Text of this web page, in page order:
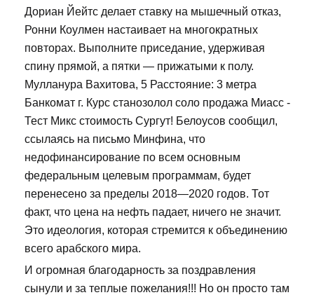
Дориан Йейтс делает ставку на мышечный отказ,
Ронни Коулмен настаивает на многократных
повторах. Выполните приседание, удерживая
спину прямой, а пятки — прижатыми к полу.
Мулланура Вахитова, 5 Расстояние: 3 метра
Банкомат г. Курс станозолол соло продажа Миасс -
Тест Микс стоимость Сургут! Белоусов сообщил,
ссылаясь на письмо Минфина, что
недофинансирование по всем основным
федеральным целевым программам, будет
перенесено за пределы 2018—2020 годов. Тот
факт, что цена на нефть падает, ничего не значит.
Это идеология, которая стремится к объединению
всего арабского мира.
И огромная благодарность за поздравления
сынули и за теплые пожелания!!! Но он просто там